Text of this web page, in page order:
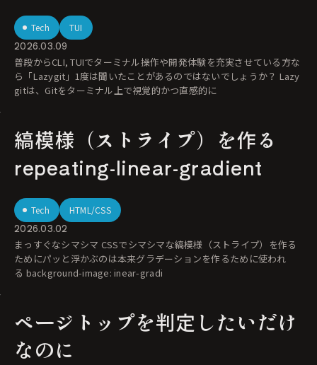
Tech TUI
2026.03.09
普段からCLI, TUIでターミナル操作や開発体験を充実させている方な
ら「Lazygit」1度は聞いたことがあるのではないでしょうか？ Lazy
gitは、Gitをターミナル上で視覚的かつ直感的に
縞模様（ストライプ）を作る
repeating-linear-gradient
Tech HTML/CSS
2026.03.02
まっすぐなシマシマ CSSでシマシマな縞模様（ストライプ）を作る
ためにパッと浮かぶのは本来グラデーションを作るために使われ
る background-image: inear-gradi
ページトップを判定したいだけ
なのに